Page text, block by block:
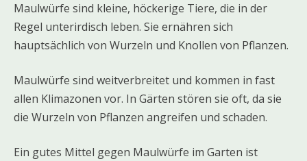
Maulwürfe sind kleine, höckerige Tiere, die in der
Regel unterirdisch leben. Sie ernähren sich
hauptsächlich von Wurzeln und Knollen von Pflanzen.
Maulwürfe sind weitverbreitet und kommen in fast
allen Klimazonen vor. In Gärten stören sie oft, da sie
die Wurzeln von Pflanzen angreifen und schaden.
Ein gutes Mittel gegen Maulwürfe im Garten ist